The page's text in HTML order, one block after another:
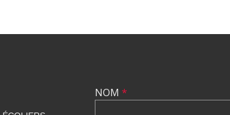
NOM *